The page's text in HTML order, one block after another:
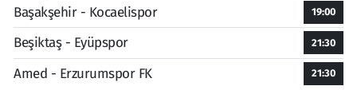
Başakşehir - Kocaelispor
19:00
Beşiktaş - Eyüpspor 21:30
Amed - Erzurumspor FK 21:30